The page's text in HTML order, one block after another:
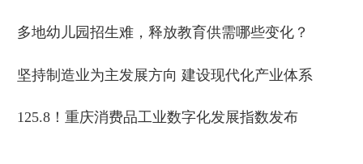
多地幼儿园招生难，释放教育供需哪些变化？
坚持制造业为主发展方向 建设现代化产业体系
125.8！重庆消费品工业数字化发展指数发布